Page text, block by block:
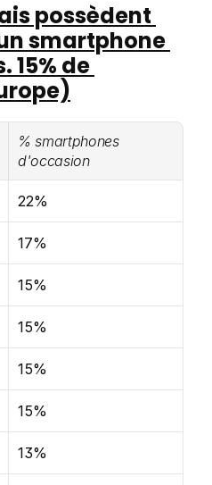
possèdent
smartphone
15% de
% smartphones
d'occasion
22%
17%
15%
15%
15%
15%
13%